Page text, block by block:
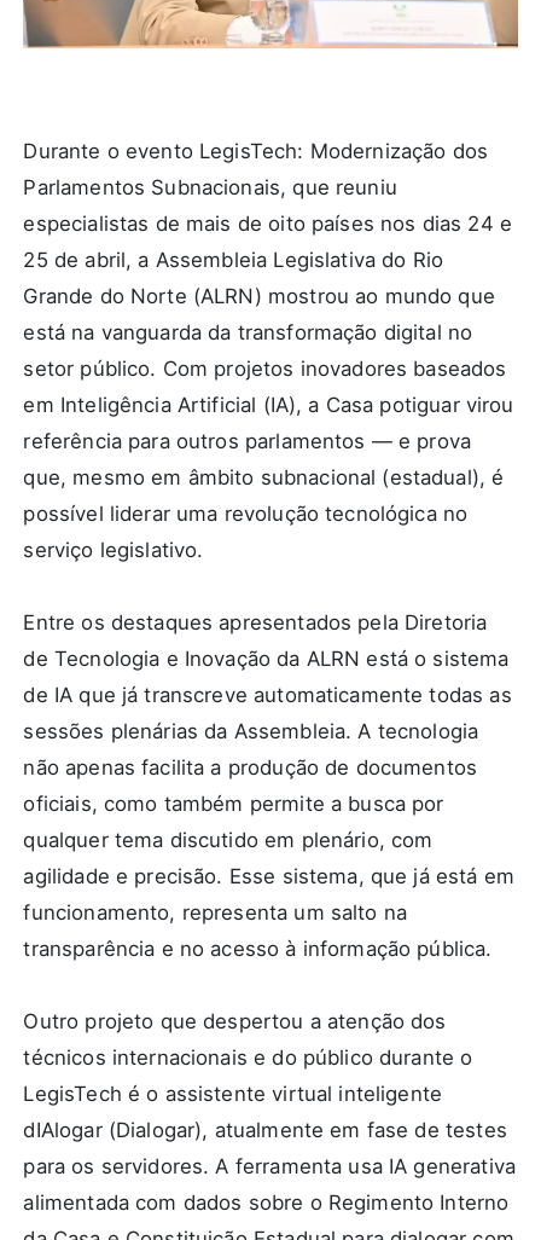
Durante o evento LegisTech: Modernização dos
Parlamentos Subnacionais, que reuniu
especialistas de mais de oito países nos dias 24 e
25 de abril, a Assembleia Legislativa do Rio
Grande do Norte (ALRN) mostrou ao mundo que
está na vanguarda da transformação digital no
setor público. Com projetos inovadores baseados
em Inteligência Artificial (IA), a Casa potiguar virou
referência para outros parlamentos — e prova
que, mesmo em âmbito subnacional (estadual), é
possível liderar uma revolução tecnológica no
serviço legislativo.
Entre os destaques apresentados pela Diretoria
de Tecnologia e Inovação da ALRN está o sistema
de IA que já transcreve automaticamente todas as
sessões plenárias da Assembleia. A tecnologia
não apenas facilita a produção de documentos
oficiais, como também permite a busca por
qualquer tema discutido em plenário, com
agilidade e precisão. Esse sistema, que já está em
funcionamento, representa um salto na
transparência e no acesso à informação pública.
Outro projeto que despertou a atenção dos
técnicos internacionais e do público durante o
LegisTech é o assistente virtual inteligente
dIAlogar (Dialogar), atualmente em fase de testes
para os servidores. A ferramenta usa IA generativa
alimentada com dados sobre o Regimento Interno